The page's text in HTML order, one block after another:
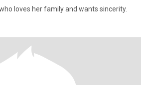
loves her family and wants sincerity.